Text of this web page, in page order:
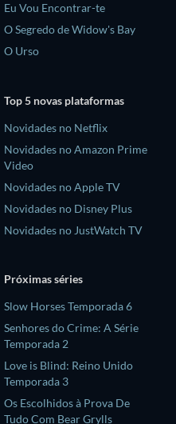
Eu Vou Encontrar-te
O Segredo de Widow's Bay
O Urso
Top 5 novas plataformas
Novidades no Netflix
Novidades no Amazon Prime
Video
Novidades no Apple TV
Novidades no Disney Plus
Novidades no JustWatch TV
Próximas séries
Slow Horses Temporada 6
Senhores do Crime: A Série
Temporada 2
Love is Blind: Reino Unido
Temporada 3
Os Escolhidos à Prova De
Tudo Com Bear Grylls